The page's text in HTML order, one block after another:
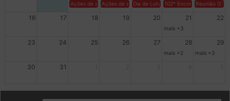
Ações de solidariedade a Cuba no Rio Grande do Sul - 100
Ações de solidariedade a Cuba no Rio Grande do
Dia de Luta em Defesa de Cuba e da
102º Encontro da
Reunião
16 17 18 19 20 21 22
mais +3
23 24 25 26 27 28 29
mais +2 mais +3
30 31